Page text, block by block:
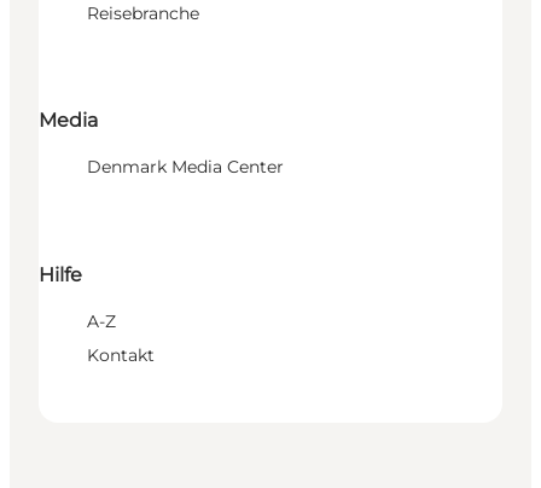
Reisebranche
Media
Denmark Media Center
Hilfe
A-Z
Kontakt